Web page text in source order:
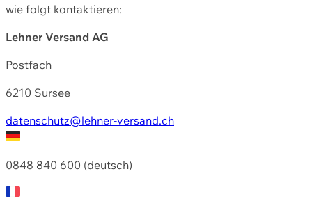
wie folgt kontaktieren:
Lehner Versand AG
Postfach
6210 Sursee
datenschutz@lehner-versand.ch
0848 840 600 (deutsch)